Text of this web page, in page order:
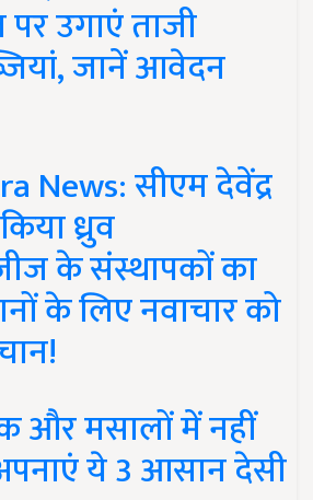
उगाएं ताजी
जानें आवेदन
News: सीएम देवेंद्र
ध्रुव
के संस्थापकों का
के लिए नवाचार को
और मसालों में नहीं
ये 3 आसान देसी